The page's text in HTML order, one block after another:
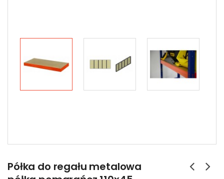
Półka do regału metalowa